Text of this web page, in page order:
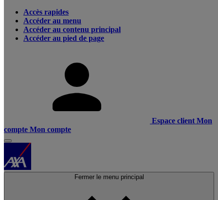
Accès rapides
Accéder au menu
Accéder au contenu principal
Accéder au pied de page
Espace client Mon
compte Mon compte
Fermer le menu principal